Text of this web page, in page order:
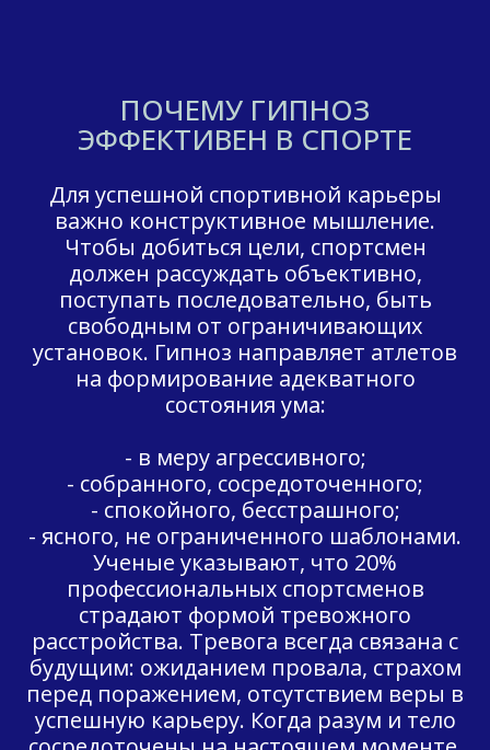
ПОЧЕМУ ГИПНОЗ
ЭФФЕКТИВЕН В СПОРТЕ
Для успешной спортивной карьеры
важно конструктивное мышление.
Чтобы добиться цели, спортсмен
должен рассуждать объективно,
поступать последовательно, быть
свободным от ограничивающих
установок. Гипноз направляет атлетов
на формирование адекватного
состояния ума:
- в меру агрессивного;
- собранного, сосредоточенного;
- спокойного, бесстрашного;
- ясного, не ограниченного шаблонами.
Ученые указывают, что 20%
профессиональных спортсменов
страдают формой тревожного
расстройства. Тревога всегда связана с
будущим: ожиданием провала, страхом
перед поражением, отсутствием веры в
успешную карьеру. Когда разум и тело